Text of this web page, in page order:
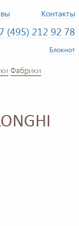
Контакты
(495) 212 92 78
Блокнот
Фабрики